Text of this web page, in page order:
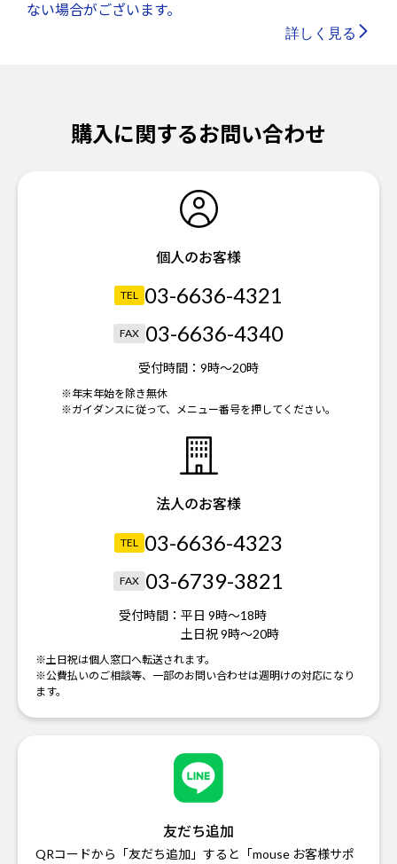
ない場合がございます。
詳しく見る
購入に関するお問い合わせ
個人のお客様
TEL 03-6636-4321
FAX 03-6636-4340
受付時間： 9時～20時
※年末年始を除き無休
※ガイダンスに従って、メニュー番号を押してください。
法人のお客様
TEL 03-6636-4323
FAX 03-6739-3821
受付時間： 平日 9時～18時
土日祝 9時～20時
※土日祝は個人窓口へ転送されます。
※公費払いのご相談等、一部のお問い合わせは週明けの対応になり
ます。
友だち追加
QRコードから「友だち追加」すると「mouse お客様サポ